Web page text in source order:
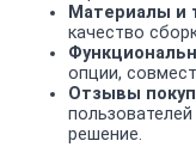
Материалы и
качество
опции,
Отзывы
решение.